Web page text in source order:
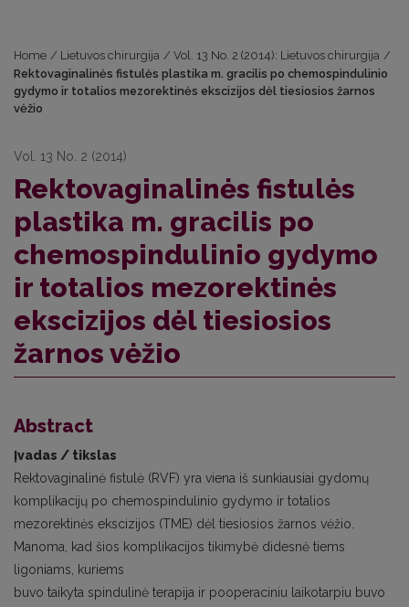
Home / Lietuvos chirurgija / Vol. 13 No. 2 (2014): Lietuvos chirurgija /
Rektovaginalinės fistulės plastika m. gracilis po chemospindulinio
gydymo ir totalios mezorektinės ekscizijos dėl tiesiosios žarnos
vėžio
Vol. 13 No. 2 (2014)
Rektovaginalinės fistulės
plastika m. gracilis po
chemospindulinio gydymo
ir totalios mezorektinės
ekscizijos dėl tiesiosios
žarnos vėžio
Abstract
Įvadas / tikslas
Rektovaginalinė fistulė (RVF) yra viena iš sunkiausiai gydomų
komplikacijų po chemospindulinio gydymo ir totalios
mezorektinės ekscizijos (TME) dėl tiesiosios žarnos vėžio.
Manoma, kad šios komplikacijos tikimybė didesnė tiems
ligoniams, kuriems
buvo taikyta spindulinė terapija ir pooperaciniu laikotarpiu buvo